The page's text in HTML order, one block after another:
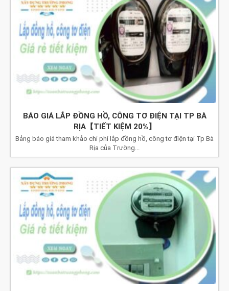
BÁO GIÁ LẮP ĐỒNG HỒ, CÔNG TƠ ĐIỆN TẠI TP BÀ
RỊA【TIẾT KIỆM 20%】
Bảng báo giá tham khảo chi phí lắp đồng hồ, công tơ điện tại Tp Bà
Rịa của Trường...